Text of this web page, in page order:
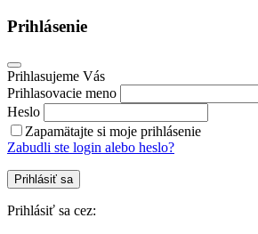
Prihlásenie
Prihlasujeme Vás
Prihlasovacie meno
Heslo
Zapamätajte si moje prihlásenie
Zabudli ste login alebo heslo?
Prihlásiť sa
Prihlásiť sa cez: